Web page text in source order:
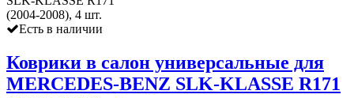
Есть в наличии
Коврики в салон универсальные для
MERCEDES-BENZ SLK-KLASSE R171